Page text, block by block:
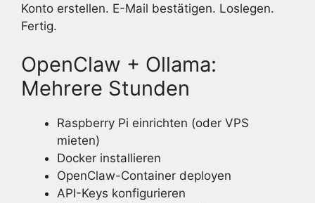
Konto erstellen. E-Mail bestätigen. Loslegen.
Fertig.
OpenClaw + Ollama:
Mehrere Stunden
Raspberry Pi einrichten (oder VPS
mieten)
Docker installieren
OpenClaw-Container deployen
API-Keys konfigurieren